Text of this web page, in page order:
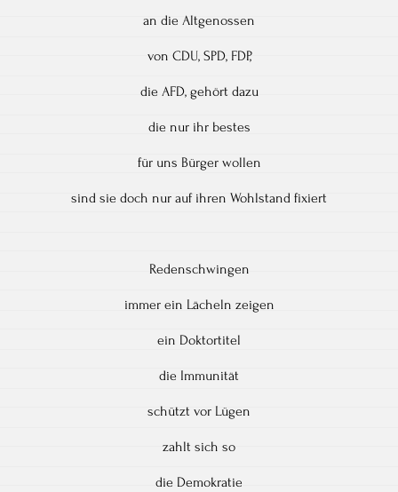
an die Altgenossen
von CDU, SPD, FDP,
die AFD, gehört dazu
die nur ihr bestes
für uns Bürger wollen
sind sie doch nur auf ihren Wohlstand fixiert
Redenschwingen
immer ein Lächeln zeigen
ein Doktortitel
die Immunität
schützt vor Lügen
zahlt sich so
die Demokratie